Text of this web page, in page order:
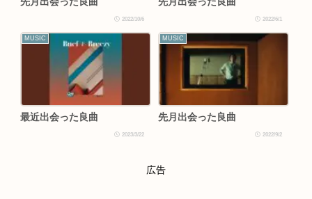
2022/10/6 2022/6/1
MUSIC
最近出会った良曲
2023/3/22
MUSIC
先月出会った良曲
2022/9/2
広告